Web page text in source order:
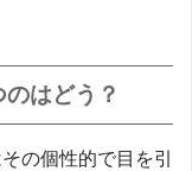
はどう？
の個性的で目を引